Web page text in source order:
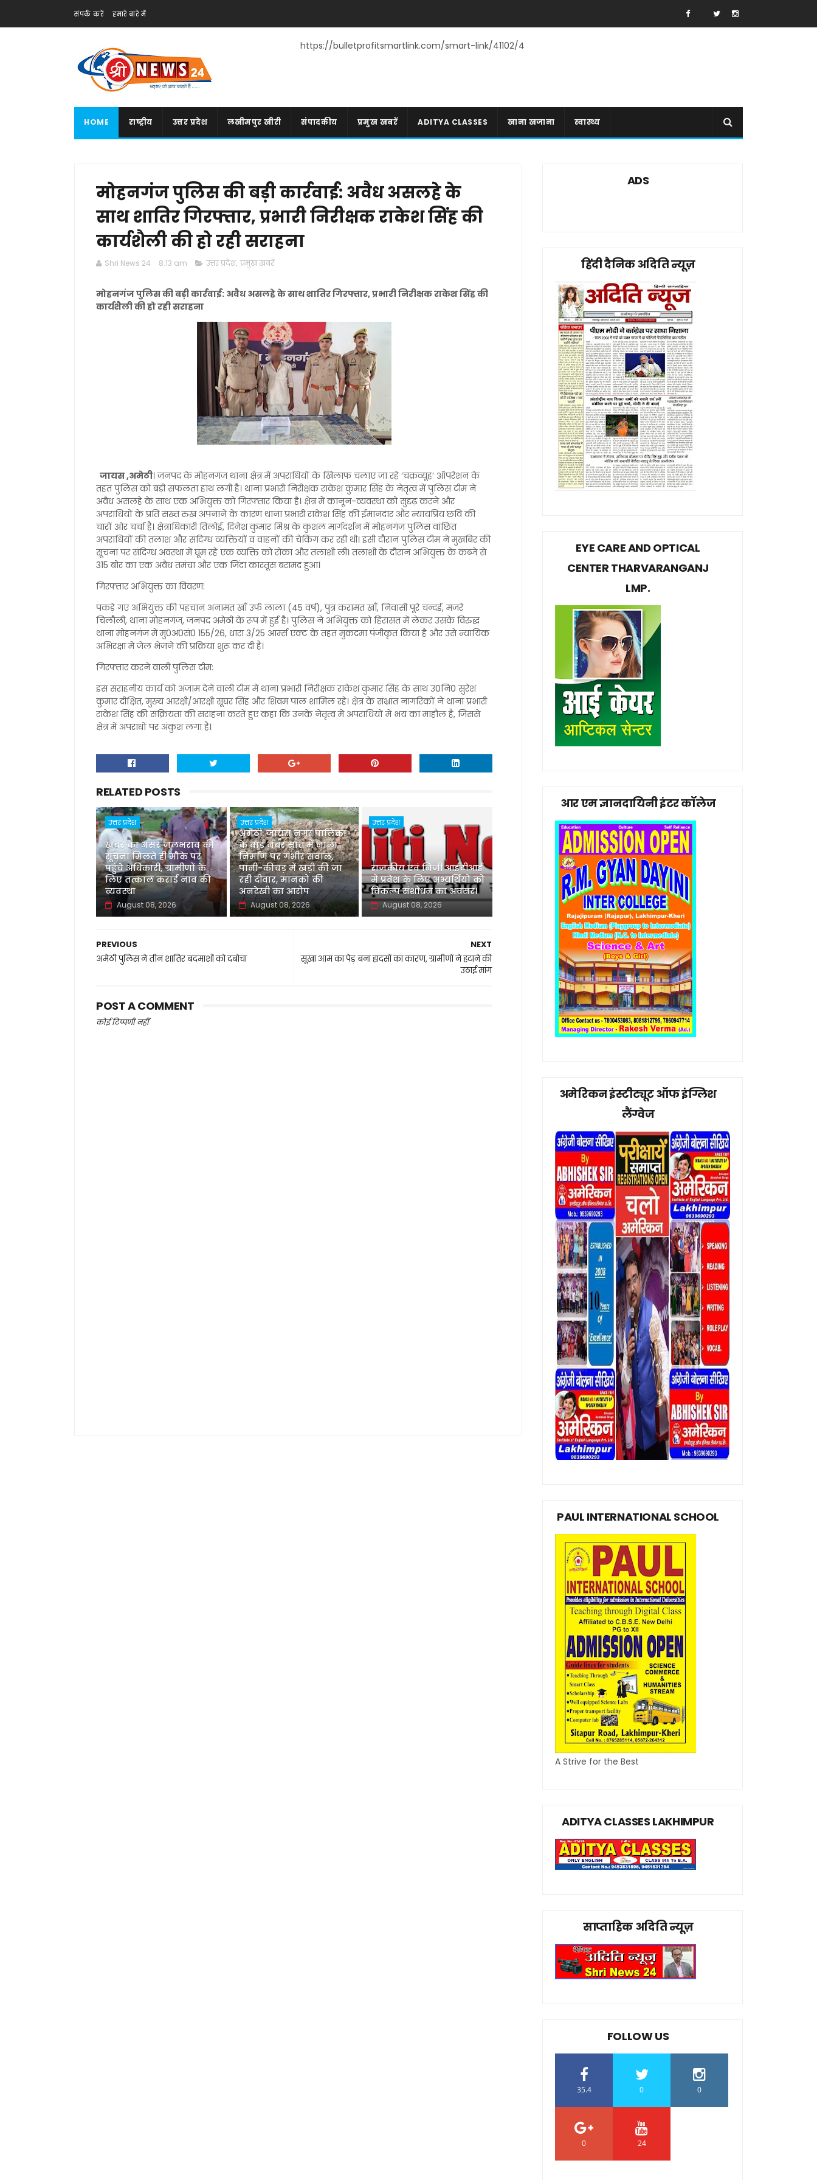
संपर्क करें हमारे बारे में
https://bulletprofitsmartlink.com/smart-link/41102/4
HOME राष्ट्रीय उत्तर प्रदेश लखीमपुर खीरी संपादकीय प्रमुख खबरें ADITYA CLASSES खाना खजाना स्वास्थ्य
मोहनगंज पुलिस की बड़ी कार्रवाई: अवैध असलहे के
साथ शातिर गिरफ्तार, प्रभारी निरीक्षक राकेश सिंह की
कार्यशैली की हो रही सराहना
Shri News 24 8:13 am उत्तर प्रदेश, प्रमुख खबरें
मोहनगंज पुलिस की बड़ी कार्रवाई: अवैध असलहे के साथ शातिर गिरफ्तार, प्रभारी निरीक्षक राकेश सिंह की
कार्यशैली की हो रही सराहना
जायस ,अमेठी। जनपद के मोहनगंज थाना क्षेत्र में अपराधियों के खिलाफ चलाए जा रहे ‘चक्रव्यूह’ ऑपरेशन के
तहत पुलिस को बड़ी सफलता हाथ लगी है। थाना प्रभारी निरीक्षक राकेश कुमार सिंह के नेतृत्व में पुलिस टीम ने
अवैध असलहे के साथ एक अभियुक्त को गिरफ्तार किया है। क्षेत्र में कानून-व्यवस्था को सुदृढ़ करने और
अपराधियों के प्रति सख्त रुख अपनाने के कारण थाना प्रभारी राकेश सिंह की ईमानदार और न्यायप्रिय छवि की
चारों ओर चर्चा है। क्षेत्राधिकारी तिलोई, दिनेश कुमार मिश्र के कुशल मार्गदर्शन में मोहनगंज पुलिस वांछित
अपराधियों की तलाश और संदिग्ध व्यक्तियों व वाहनों की चेकिंग कर रही थी। इसी दौरान पुलिस टीम ने मुखबिर की
सूचना पर संदिग्ध अवस्था में घूम रहे एक व्यक्ति को रोका और तलाशी ली। तलाशी के दौरान अभियुक्त के कब्जे से
315 बोर का एक अवैध तमंचा और एक जिंदा कारतूस बरामद हुआ।
​गिरफ्तार अभियुक्त का विवरण:
पकड़े गए अभियुक्त की पहचान अनामत खाँ उर्फ लाला (45 वर्ष), पुत्र करामत खाँ, निवासी पूरे चन्दई, मजरे
चिलौली, थाना मोहनगंज, जनपद अमेठी के रूप में हुई है। पुलिस ने अभियुक्त को हिरासत में लेकर उसके विरुद्ध
थाना मोहनगंज में मु0अ0सं0 155/26, धारा 3/25 आर्म्स एक्ट के तहत मुकदमा पंजीकृत किया है और उसे न्यायिक
अभिरक्षा में जेल भेजने की प्रक्रिया शुरू कर दी है।
​गिरफ्तार करने वाली पुलिस टीम:
इस सराहनीय कार्य को अंजाम देने वाली टीम में थाना प्रभारी निरीक्षक राकेश कुमार सिंह के साथ उ0नि0 सुरेश
कुमार दीक्षित, मुख्य आरक्षी/आरक्षी सूघर सिंह और शिवम पाल शामिल रहे। ​क्षेत्र के संभ्रांत नागरिकों ने थाना प्रभारी
राकेश सिंह की सक्रियता की सराहना करते हुए कहा कि उनके नेतृत्व में अपराधियों में भय का माहौल है, जिससे
क्षेत्र में अपराधों पर अंकुश लगा है।
RELATED POSTS
उत्तर प्रदेश
खबर का असर जलभराव की
सूचना मिलते ही मौके पर
पहुंचे अधिकारी, ग्रामीणों के
लिए तत्काल कराई नाव की
व्यवस्था
August 08, 2026
उत्तर प्रदेश
अमेठी: जायस नगर पालिका
के वार्ड नंबर सात में नाला
निर्माण पर गंभीर सवाल,
पानी-कीचड़ में खड़ी की जा
रही दीवार, मानकों की
अनदेखी का आरोप
August 08, 2026
उत्तर प्रदेश
‌राजकीय एवं निजी आईटीआई
में प्रवेश के लिए अभ्यर्थियों को
विकल्प संशोधन का अवसर।
August 08, 2026
NEXT
सूखा आम का पेड़ बना हादसों का कारण, ग्रामीणों ने हटाने की
उठाई मांग
PREVIOUS
अमेठी पुलिस ने तीन शातिर बदमाशों को दबोचा
POST A COMMENT
कोई टिप्पणी नहीं
ADS
हिंदी दैनिक अदिति न्यूज़
EYE CARE AND OPTICAL
CENTER THARVARANGANJ
LMP.
आर एम ज्ञानदायिनी इंटर कॉलेज
अमेरिकन इंस्टीट्यूट ऑफ इंग्लिश
लैंग्वेज
PAUL INTERNATIONAL SCHOOL
A Strive for the Best
ADITYA CLASSES LAKHIMPUR
साप्ताहिक अदिति न्यूज़
FOLLOW US
35.4 0 0
0 24